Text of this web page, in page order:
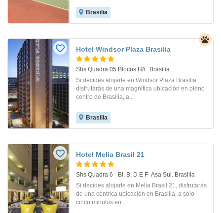
Brasilia
Hotel Windsor Plaza Brasilia
Shs Quadra 05 Blocos H/i . Brasilia
Si decides alojarte en Windsor Plaza Brasilia,
disfrutarás de una magnífica ubicación en pleno
centro de Brasilia, a...
Brasilia
Hotel Melia Brasil 21
Shs Quadra 6 - Bl. B, D E F- Asa Sul. Brasilia
Si decides alojarte en Melia Brasil 21, disfrutarás
de una céntrica ubicación en Brasilia, a solo
cinco minutos en...